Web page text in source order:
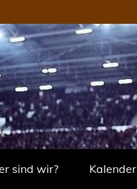
sind wir? Kalender